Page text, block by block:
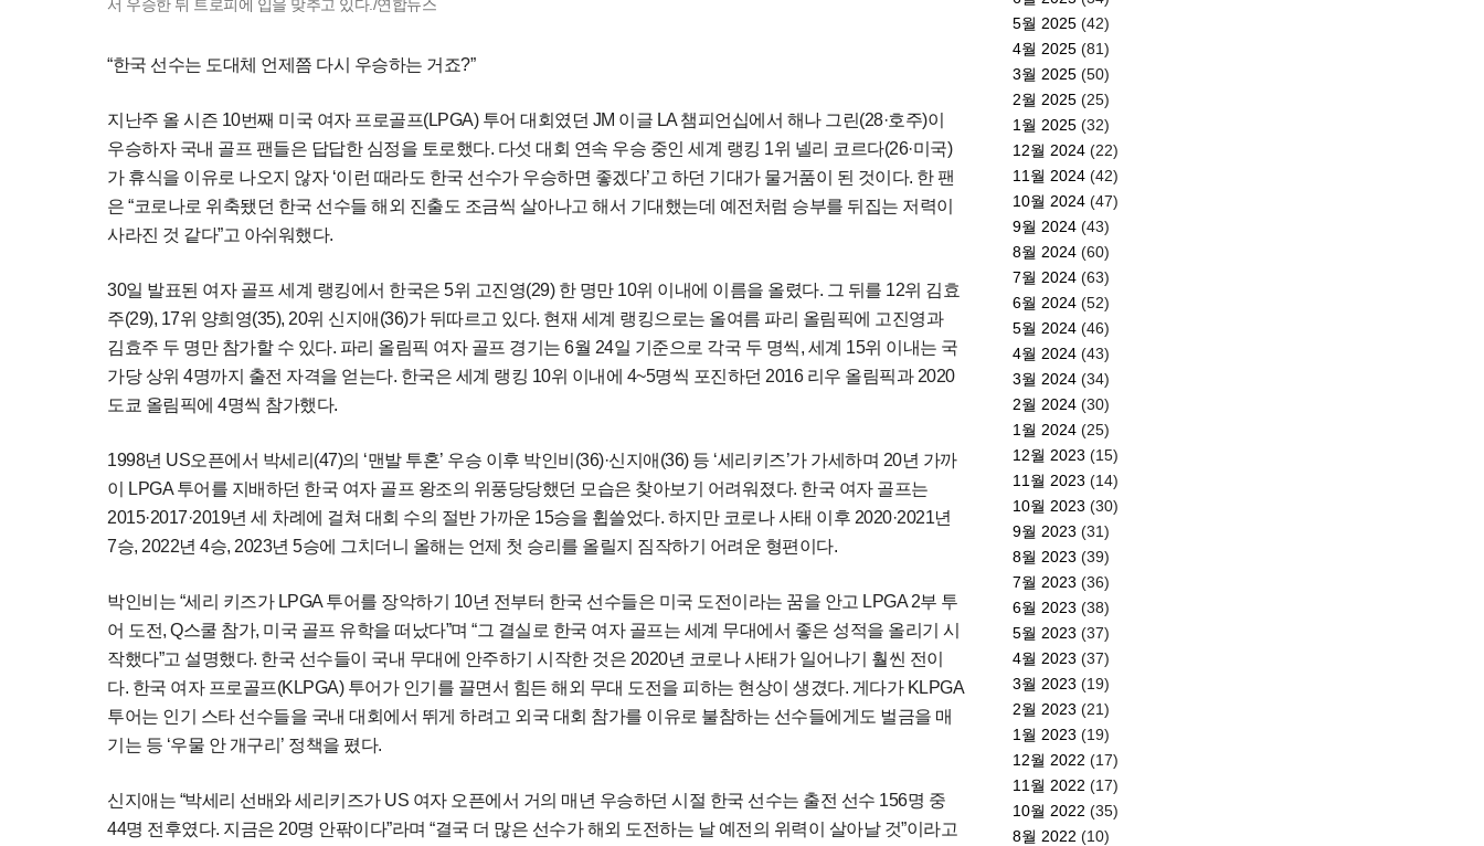
서 우승한 뒤 트로피에 입을 맞추고 있다./연합뉴스
“한국 선수는 도대체 언제쯤 다시 우승하는 거죠?”
지난주 올 시즌 10번째 미국 여자 프로골프(LPGA) 투어 대회였던 JM 이글 LA 챔피언십에서 해나 그린(28·호주)이
우승하자 국내 골프 팬들은 답답한 심정을 토로했다. 다섯 대회 연속 우승 중인 세계 랭킹 1위 넬리 코르다(26·미국)
가 휴식을 이유로 나오지 않자 ‘이런 때라도 한국 선수가 우승하면 좋겠다’고 하던 기대가 물거품이 된 것이다. 한 팬
은 “코로나로 위축됐던 한국 선수들 해외 진출도 조금씩 살아나고 해서 기대했는데 예전처럼 승부를 뒤집는 저력이
사라진 것 같다”고 아쉬워했다.
30일 발표된 여자 골프 세계 랭킹에서 한국은 5위 고진영(29) 한 명만 10위 이내에 이름을 올렸다. 그 뒤를 12위 김효
주(29), 17위 양희영(35), 20위 신지애(36)가 뒤따르고 있다. 현재 세계 랭킹으로는 올여름 파리 올림픽에 고진영과
김효주 두 명만 참가할 수 있다. 파리 올림픽 여자 골프 경기는 6월 24일 기준으로 각국 두 명씩, 세계 15위 이내는 국
가당 상위 4명까지 출전 자격을 얻는다. 한국은 세계 랭킹 10위 이내에 4~5명씩 포진하던 2016 리우 올림픽과 2020
도쿄 올림픽에 4명씩 참가했다.
1998년 US오픈에서 박세리(47)의 ‘맨발 투혼’ 우승 이후 박인비(36)·신지애(36) 등 ‘세리키즈’가 가세하며 20년 가까
이 LPGA 투어를 지배하던 한국 여자 골프 왕조의 위풍당당했던 모습은 찾아보기 어려워졌다. 한국 여자 골프는
2015·2017·2019년 세 차례에 걸쳐 대회 수의 절반 가까운 15승을 휩쓸었다. 하지만 코로나 사태 이후 2020·2021년
7승, 2022년 4승, 2023년 5승에 그치더니 올해는 언제 첫 승리를 올릴지 짐작하기 어려운 형편이다.
박인비는 “세리 키즈가 LPGA 투어를 장악하기 10년 전부터 한국 선수들은 미국 도전이라는 꿈을 안고 LPGA 2부 투
어 도전, Q스쿨 참가, 미국 골프 유학을 떠났다”며 “그 결실로 한국 여자 골프는 세계 무대에서 좋은 성적을 올리기 시
작했다”고 설명했다. 한국 선수들이 국내 무대에 안주하기 시작한 것은 2020년 코로나 사태가 일어나기 훨씬 전이
다. 한국 여자 프로골프(KLPGA) 투어가 인기를 끌면서 힘든 해외 무대 도전을 피하는 현상이 생겼다. 게다가 KLPGA
투어는 인기 스타 선수들을 국내 대회에서 뛰게 하려고 외국 대회 참가를 이유로 불참하는 선수들에게도 벌금을 매
기는 등 ‘우물 안 개구리’ 정책을 폈다.
신지애는 “박세리 선배와 세리키즈가 US 여자 오픈에서 거의 매년 우승하던 시절 한국 선수는 출전 선수 156명 중
44명 전후였다. 지금은 20명 안팎이다”라며 “결국 더 많은 선수가 해외 도전하는 날 예전의 위력이 살아날 것”이라고
5월 2025 (42)
4월 2025 (81)
3월 2025 (50)
2월 2025 (25)
1월 2025 (32)
12월 2024 (22)
11월 2024 (42)
10월 2024 (47)
9월 2024 (43)
8월 2024 (60)
7월 2024 (63)
6월 2024 (52)
5월 2024 (46)
4월 2024 (43)
3월 2024 (34)
2월 2024 (30)
1월 2024 (25)
12월 2023 (15)
11월 2023 (14)
10월 2023 (30)
9월 2023 (31)
8월 2023 (39)
7월 2023 (36)
6월 2023 (38)
5월 2023 (37)
4월 2023 (37)
3월 2023 (19)
2월 2023 (21)
1월 2023 (19)
12월 2022 (17)
11월 2022 (17)
10월 2022 (35)
8월 2022 (10)